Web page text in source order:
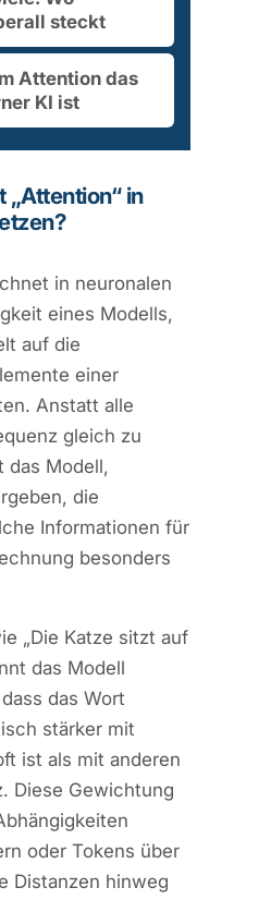
steckt
Attention das
KI ist
in
in neuronalen
eines Modells,
auf die
einer
Anstatt alle
gleich zu
das Modell,
die
Informationen für
besonders
„Die Katze sitzt auf
das Modell
das Wort
stärker mit
ist als mit anderen
Diese Gewichtung
oder Tokens über
Distanzen hinweg